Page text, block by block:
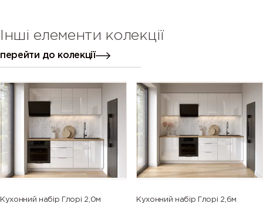
Інші елементи колекції
перейти до колекції
Кухонний набір Глорі 2,0м Кухонний набір Глорі 2,6м